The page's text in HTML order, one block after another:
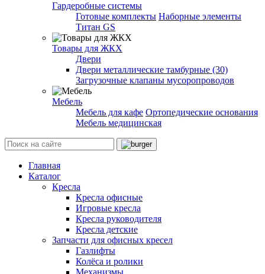
Гардеробные системы
Готовые комплекты Наборные элементы
Титан GS
Товары для ЖКХ
Двери
Двери металлические тамбурные (30)
Загрузочные клапаны мусоропроводов
Мебель
Мебель для кафе Ортопедические основания
Мебель медицинская
Главная
Каталог
Кресла
Кресла офисные
Игровые кресла
Кресла руководителя
Кресла детские
Запчасти для офисных кресел
Газлифты
Колёса и ролики
Механизмы